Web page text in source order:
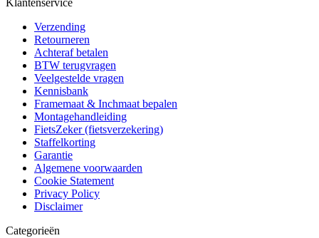
Klantenservice
Verzending
Retourneren
Achteraf betalen
BTW terugvragen
Veelgestelde vragen
Kennisbank
Framemaat & Inchmaat bepalen
Montagehandleiding
FietsZeker (fietsverzekering)
Staffelkorting
Garantie
Algemene voorwaarden
Cookie Statement
Privacy Policy
Disclaimer
Categorieën